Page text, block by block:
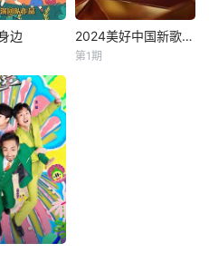
身边
普通的戏
，其背后
意是在孩
不知情的
把这些孩
（母）安
身边观察
真实的
目最大的
边 2024美好中国新歌会·腾讯音乐榜样年度荣誉之夜 2024美好中国新歌会·腾讯音乐榜样年度荣誉之夜
第1期